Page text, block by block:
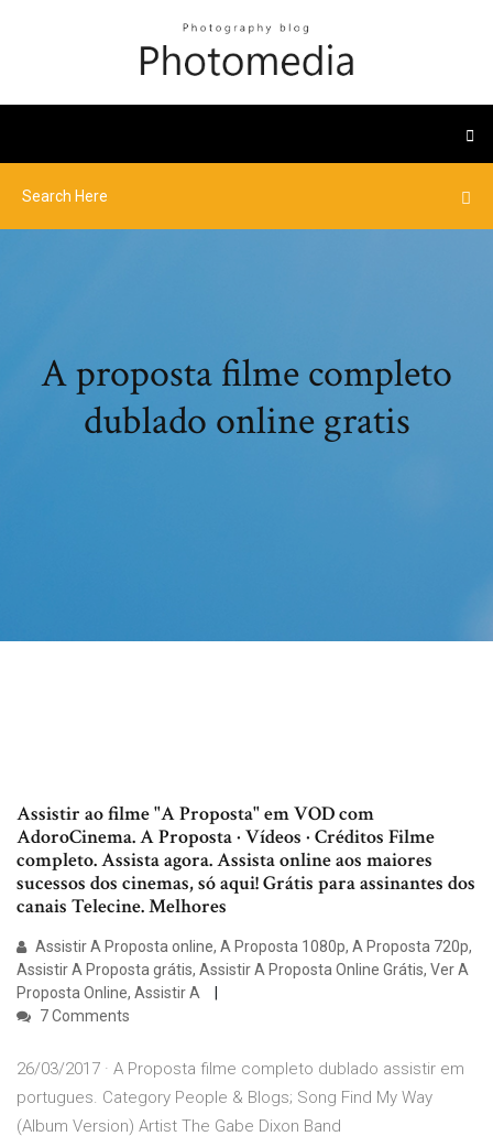
A proposta filme completo
dublado online gratis
Assistir ao filme "A Proposta" em VOD com
AdoroCinema. A Proposta · Vídeos · Créditos Filme
completo. Assista agora. Assista online aos maiores
sucessos dos cinemas, só aqui! Grátis para assinantes dos
canais Telecine. Melhores
Assistir A Proposta online, A Proposta 1080p, A Proposta 720p,
Assistir A Proposta grátis, Assistir A Proposta Online Grátis, Ver A
Proposta Online, Assistir A
7 Comments
26/03/2017 · A Proposta filme completo dublado assistir em
portugues. Category People & Blogs; Song Find My Way
(Album Version) Artist The Gabe Dixon Band